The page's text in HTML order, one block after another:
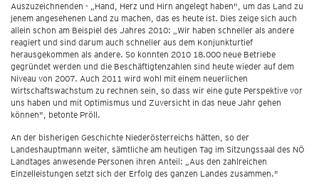
Auszuzeichnenden - „Hand, Herz und Hirn angelegt haben", um das Land zu
jenem angesehenen Land zu machen, das es heute ist. Dies zeige sich auch
allein schon am Beispiel des Jahres 2010: „Wir haben schneller als andere
reagiert und sind darum auch schneller aus dem Konjunkturtief
herausgekommen als andere. So konnten 2010 18.000 neue Betriebe
gegründet werden und die Beschäftigtenzahlen sind heute wieder auf dem
Niveau von 2007. Auch 2011 wird wohl mit einem neuerlichen
Wirtschaftswachstum zu rechnen sein, so dass wir eine gute Perspektive vor
uns haben und mit Optimismus und Zuversicht in das neue Jahr gehen
können", betonte Pröll.
An der bisherigen Geschichte Niederösterreichs hätten, so der
Landeshauptmann weiter, sämtliche am heutigen Tag im Sitzungssaal des NÖ
Landtages anwesende Personen ihren Anteil: „Aus den zahlreichen
Einzelleistungen setzt sich der Erfolg des ganzen Landes zusammen."